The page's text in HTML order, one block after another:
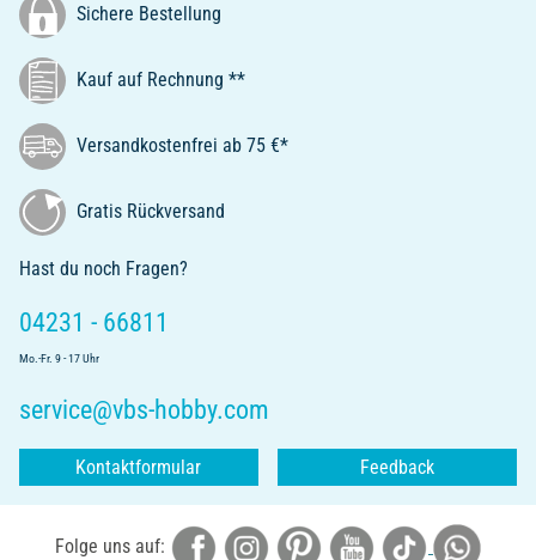
Sichere Bestellung
Kauf auf Rechnung **
Versandkostenfrei ab 75 €*
Gratis Rückversand
Hast du noch Fragen?
04231 - 66811
Mo.-Fr. 9 - 17 Uhr
service@vbs-hobby.com
Kontaktformular Feedback
Folge uns auf: